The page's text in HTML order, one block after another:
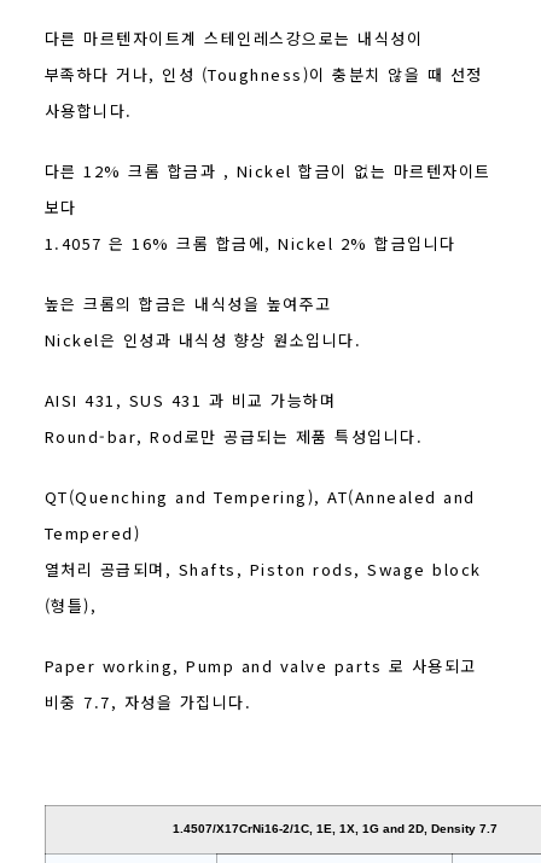
다른 마르텐자이트계 스테인레스강으로는 내식성이
부족하다 거나, 인성 (Toughness)이 충분치 않을 때 선정
사용합니다.
다른 12% 크롬 합금과 , Nickel 합금이 없는 마르텐자이트
보다
1.4057 은 16% 크롬 합금에, Nickel 2% 합금입니다
높은 크롬의 합금은 내식성을 높여주고
Nickel은 인성과 내식성 향상 원소입니다.
AISI 431, SUS 431 과 비교 가능하며
Round-bar, Rod로만 공급되는 제품 특성입니다.
QT(Quenching and Tempering), AT(Annealed and
Tempered)
열처리 공급되며, Shafts, Piston rods, Swage block
(형틀),
Paper working, Pump and valve parts 로 사용되고
비중 7.7, 자성을 가집니다.
1.4507/X17CrNi16-2/1C, 1E, 1X, 1G and 2D, Density 7.7